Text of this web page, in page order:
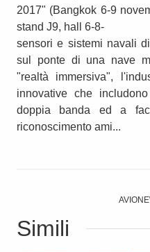
2017" (Bangkok 6-9
stand J9, hall 6-8-
sensori e sistemi navali
sul ponte di una nave
"realtà immersiva",
innovative che
doppia banda ed a
riconoscimento ami...
Simili